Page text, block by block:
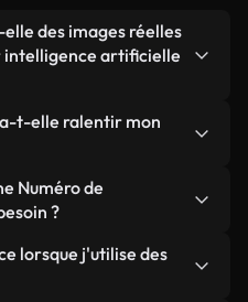
des images réelles
intelligence artificielle
hybride
filmées par des
Chaque vidéo est
vous sachiez
t-elle ralentir mon
versions optimisées.
légers, prêts pour le
élevée tout en
et en
Numéro de
?
avec
de décrire la scène,
lorsque j'utilise des